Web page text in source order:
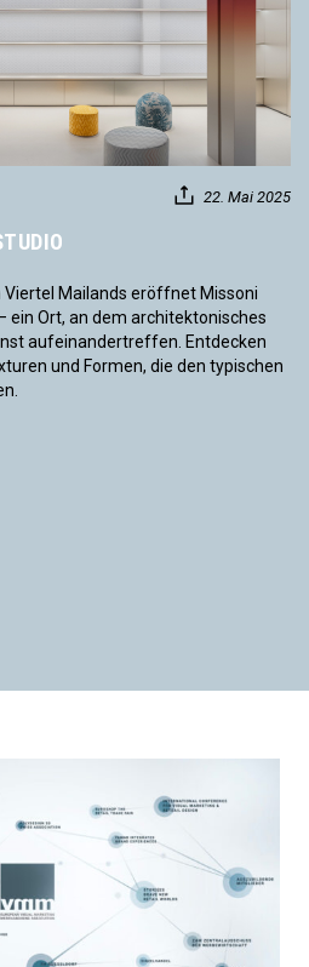
22. Mai 2025
Mailands eröffnet Missoni
ein Ort, an dem architektonisches
aufeinandertreffen. Entdecken
und Formen, die den typischen